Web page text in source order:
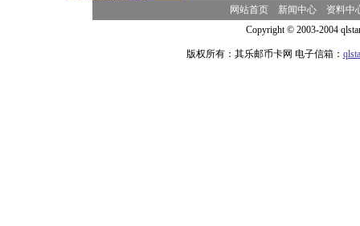
网站首页 新闻中心
资料中
Copyright © 2003-2004
版权所有：其乐邮币卡网 电子信箱：